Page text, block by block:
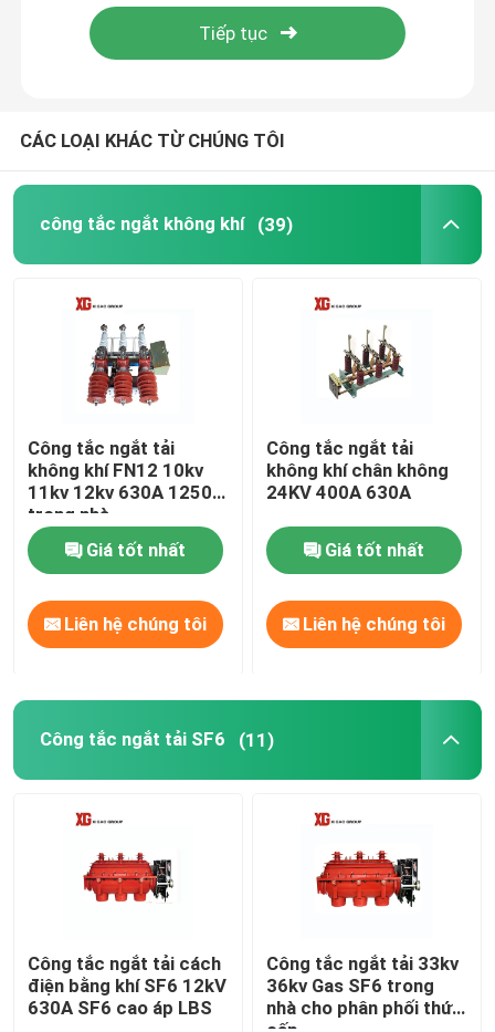
Tham quan nhà máy
Kiểm soát chất lượng
công tắc ngắt không khí
Công tắc ngắt tải SF6
Thiết bị đóng cắt phân phối điện
Công tắc ngắt kết nối điện áp cao
Máy cắt chân không
Máy biến áp tiềm năng PT
Đơn vị đo sáng CT PT
Kẽm Oxit Surge Arrester
CÁC LOẠI KHÁC TỪ CHÚNG TÔI
công tắc ngắt không khí (39)
Công tắc ngắt tải
không khí FN12 10kv
11kv 12kv 630A 1250A
trong nhà
Giá tốt nhất
Liên hệ chúng tôi
Công tắc ngắt tải
không khí chân không
24KV 400A 630A
Giá tốt nhất
Liên hệ chúng tôi
Công tắc ngắt tải SF6 (11)
Công tắc ngắt tải cách
điện bằng khí SF6 12kV
630A SF6 cao áp LBS
Công tắc ngắt tải 33kv
36kv Gas SF6 trong
nhà cho phân phối thứ